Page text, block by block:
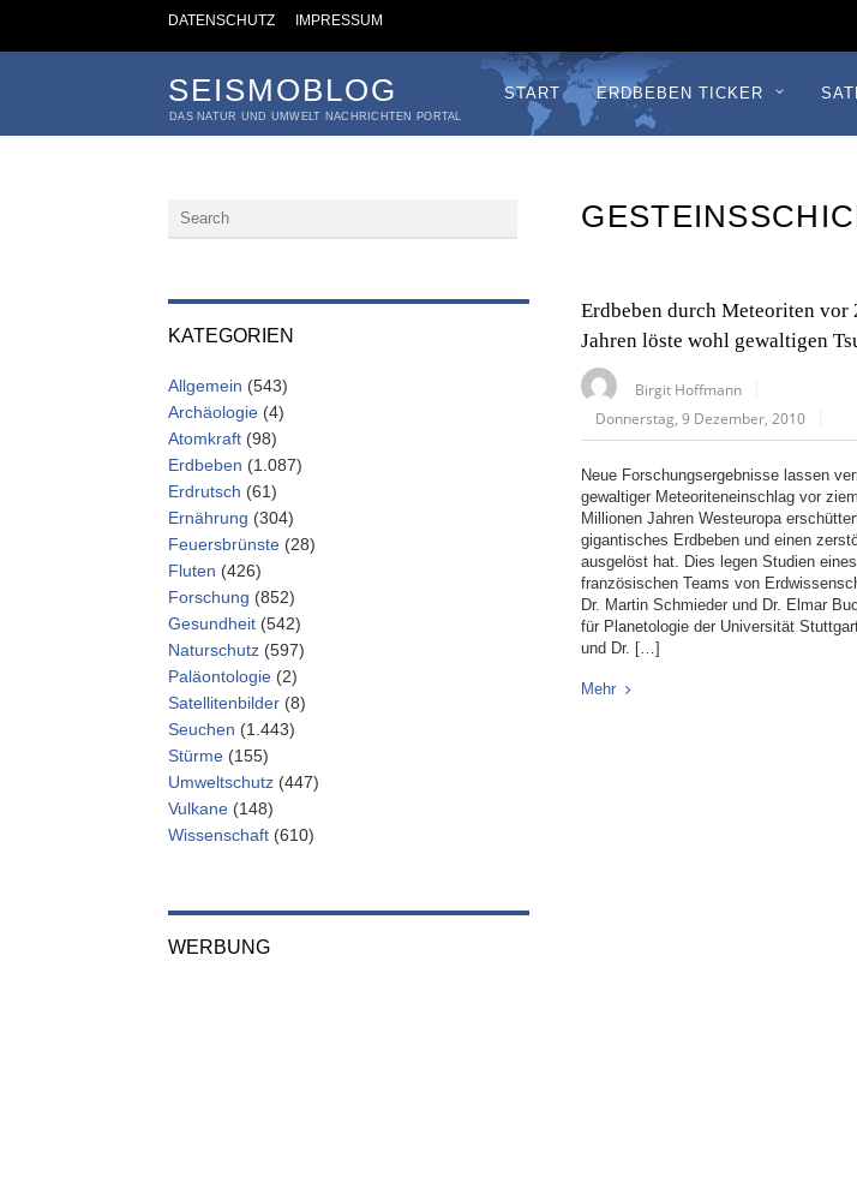
DATENSCHUTZ IMPRESSUM
SEISMOBLOG
DAS NATUR UND UMWELT NACHRICHTEN PORTAL
START ERDBEBEN TICKER
Erdbeben durch Meteoriten
Jahren löste wohl gewaltigen
Birgit Hoffmann
Donnerstag, 9 Dezember, 2010
Neue Forschungsergebnisse lassen
gewaltiger Meteoriteneinschlag vor
Millionen Jahren Westeuropa
gigantisches Erdbeben und einen
ausgelöst hat. Dies legen Studien
französischen Teams von
Dr. Martin Schmieder und Dr. Elmar
für Planetologie der Universität
und Dr. […]
Mehr
KATEGORIEN
Allgemein (543)
Archäologie (4)
Atomkraft (98)
Erdbeben (1.087)
Erdrutsch (61)
Ernährung (304)
Feuersbrünste (28)
Fluten (426)
Forschung (852)
Gesundheit (542)
Naturschutz (597)
Paläontologie (2)
Satellitenbilder (8)
Seuchen (1.443)
Stürme (155)
Umweltschutz (447)
Vulkane (148)
Wissenschaft (610)
WERBUNG